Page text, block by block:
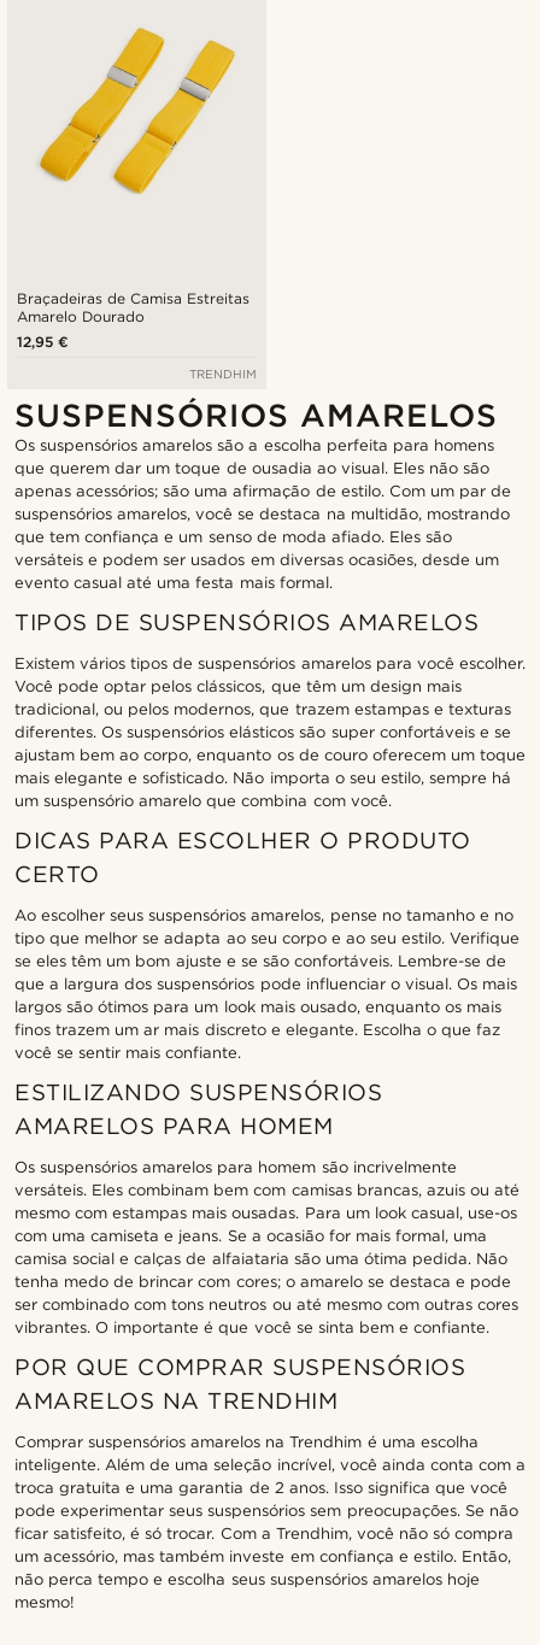
Braçadeiras de Camisa Estreitas
Amarelo Dourado
12,95 €
TRENDHIM
SUSPENSÓRIOS AMARELOS
Os suspensórios amarelos são a escolha perfeita para homens
que querem dar um toque de ousadia ao visual. Eles não são
apenas acessórios; são uma afirmação de estilo. Com um par de
suspensórios amarelos, você se destaca na multidão, mostrando
que tem confiança e um senso de moda afiado. Eles são
versáteis e podem ser usados em diversas ocasiões, desde um
evento casual até uma festa mais formal.
TIPOS DE SUSPENSÓRIOS AMARELOS
Existem vários tipos de suspensórios amarelos para você escolher.
Você pode optar pelos clássicos, que têm um design mais
tradicional, ou pelos modernos, que trazem estampas e texturas
diferentes. Os suspensórios elásticos são super confortáveis e se
ajustam bem ao corpo, enquanto os de couro oferecem um toque
mais elegante e sofisticado. Não importa o seu estilo, sempre há
um suspensório amarelo que combina com você.
DICAS PARA ESCOLHER O PRODUTO
CERTO
Ao escolher seus suspensórios amarelos, pense no tamanho e no
tipo que melhor se adapta ao seu corpo e ao seu estilo. Verifique
se eles têm um bom ajuste e se são confortáveis. Lembre-se de
que a largura dos suspensórios pode influenciar o visual. Os mais
largos são ótimos para um look mais ousado, enquanto os mais
finos trazem um ar mais discreto e elegante. Escolha o que faz
você se sentir mais confiante.
ESTILIZANDO SUSPENSÓRIOS
AMARELOS PARA HOMEM
Os suspensórios amarelos para homem são incrivelmente
versáteis. Eles combinam bem com camisas brancas, azuis ou até
mesmo com estampas mais ousadas. Para um look casual, use-os
com uma camiseta e jeans. Se a ocasião for mais formal, uma
camisa social e calças de alfaiataria são uma ótima pedida. Não
tenha medo de brincar com cores; o amarelo se destaca e pode
ser combinado com tons neutros ou até mesmo com outras cores
vibrantes. O importante é que você se sinta bem e confiante.
POR QUE COMPRAR SUSPENSÓRIOS
AMARELOS NA TRENDHIM
Comprar suspensórios amarelos na Trendhim é uma escolha
inteligente. Além de uma seleção incrível, você ainda conta com a
troca gratuita e uma garantia de 2 anos. Isso significa que você
pode experimentar seus suspensórios sem preocupações. Se não
ficar satisfeito, é só trocar. Com a Trendhim, você não só compra
um acessório, mas também investe em confiança e estilo. Então,
não perca tempo e escolha seus suspensórios amarelos hoje
mesmo!